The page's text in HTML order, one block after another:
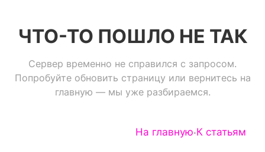
ЧТО-ТО ПОШЛО НЕ ТАК
Сервер временно не справился с запросом.
Попробуйте обновить страницу или вернитесь на
главную — мы уже разбираемся.
На главную·К статьям